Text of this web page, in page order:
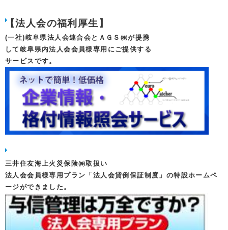
【法人会の福利厚生】
(一社)岐阜県法人会連合会とＡＧＳ㈱が提携
して岐阜県内法人会会員様専用にご提供する
サービスです。
三井住友海上火災保険㈱取扱い
法人会会員様専用プラン「法人会貸倒保証制度」の特設ホームペ
ージができました。